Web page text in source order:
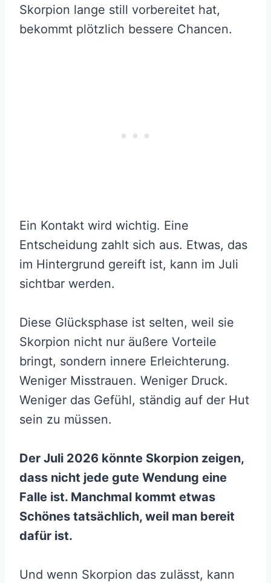
Skorpion lange still vorbereitet hat,
bekommt plötzlich bessere Chancen.
Ein Kontakt wird wichtig. Eine
Entscheidung zahlt sich aus. Etwas, das
im Hintergrund gereift ist, kann im Juli
sichtbar werden.
Diese Glücksphase ist selten, weil sie
Skorpion nicht nur äußere Vorteile
bringt, sondern innere Erleichterung.
Weniger Misstrauen. Weniger Druck.
Weniger das Gefühl, ständig auf der Hut
sein zu müssen.
Der Juli 2026 könnte Skorpion zeigen,
dass nicht jede gute Wendung eine
Falle ist. Manchmal kommt etwas
Schönes tatsächlich, weil man bereit
dafür ist.
Und wenn Skorpion das zulässt, kann